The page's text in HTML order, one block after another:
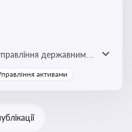
державними,
активами, для
за збереження
активами